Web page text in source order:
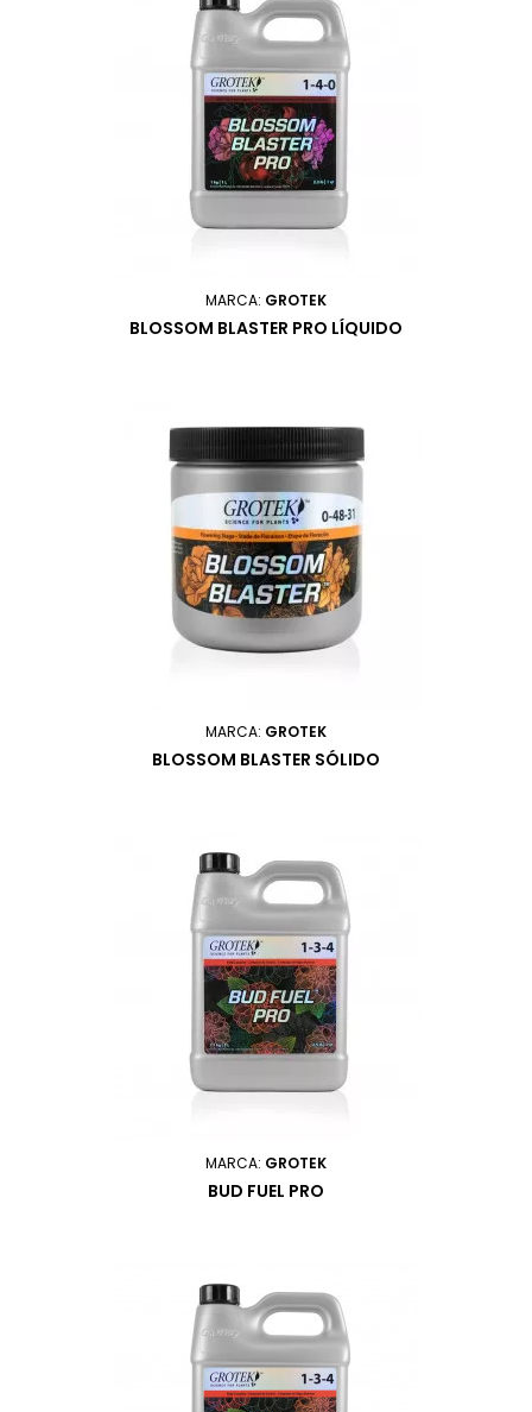
MARCA: GROTEK
BLOSSOM BLASTER PRO LÍQUIDO
MARCA: GROTEK
BLOSSOM BLASTER SÓLIDO
MARCA: GROTEK
BUD FUEL PRO